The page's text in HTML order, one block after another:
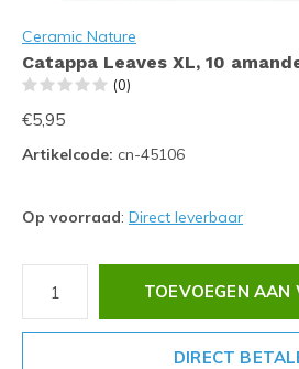
Ceramic Nature
Catappa Leaves XL, 10
(0)
€5,95
Artikelcode: cn-45106
Op voorraad: Direct leverbaar
TOEVOEGEN AAN
DIRECT